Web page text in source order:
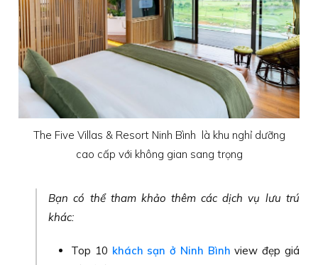
The Five Villas & Resort Ninh Bình là khu nghỉ dưỡng
cao cấp với không gian sang trọng
Bạn có thể tham khảo thêm các dịch vụ lưu trú
khác:
Top 10 khách sạn ở Ninh Bình view đẹp giá